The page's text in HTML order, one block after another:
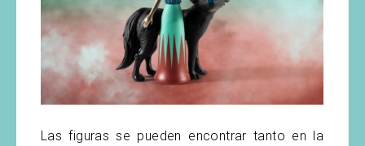
Las figuras se pueden encontrar tanto en la